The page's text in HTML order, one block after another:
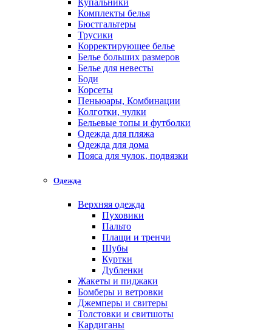
Купальники
Комплекты белья
Бюстгальтеры
Трусики
Корректирующее белье
Белье больших размеров
Белье для невесты
Боди
Корсеты
Пеньюары, Комбинации
Колготки, чулки
Бельевые топы и футболки
Одежда для пляжа
Одежда для дома
Пояса для чулок, подвязки
Одежда
Верхняя одежда
Пуховики
Пальто
Плащи и тренчи
Шубы
Куртки
Дубленки
Жакеты и пиджаки
Бомберы и ветровки
Джемперы и свитеры
Толстовки и свитшоты
Кардиганы